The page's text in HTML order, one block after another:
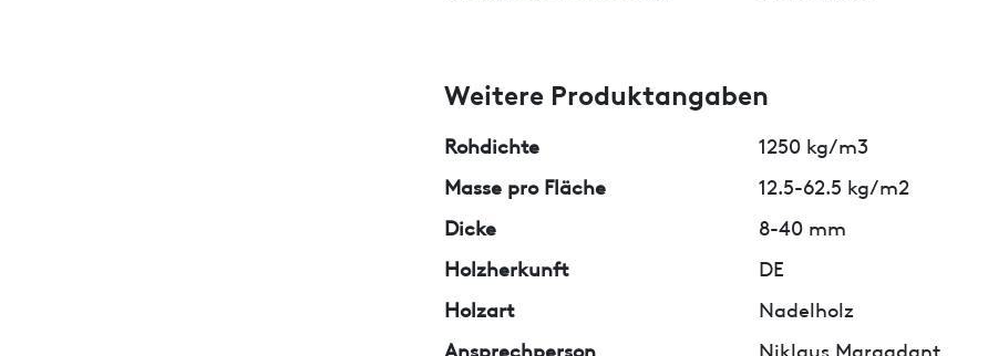
Weitere Produktangaben
Rohdichte
1250 kg/m3
Masse pro Fläche
12.5-62.5 kg/m2
Dicke
8-40 mm
Holzherkunft
DE
Holzart
Nadelholz
Ansprechperson
Niklaus Margadant